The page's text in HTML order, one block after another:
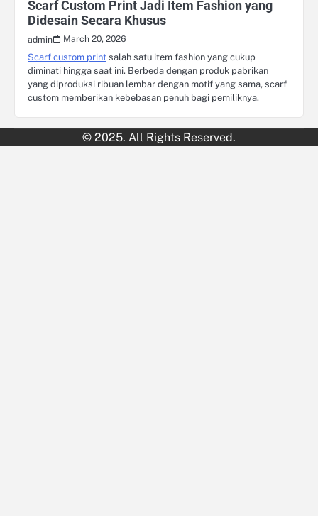
Scarf Custom Print Jadi Item Fashion yang
Didesain Secara Khusus
admin
March 20, 2026
Scarf custom print salah satu item fashion yang cukup
diminati hingga saat ini. Berbeda dengan produk pabrikan
yang diproduksi ribuan lembar dengan motif yang sama, scarf
custom memberikan kebebasan penuh bagi pemiliknya.
© 2025. All Rights Reserved.